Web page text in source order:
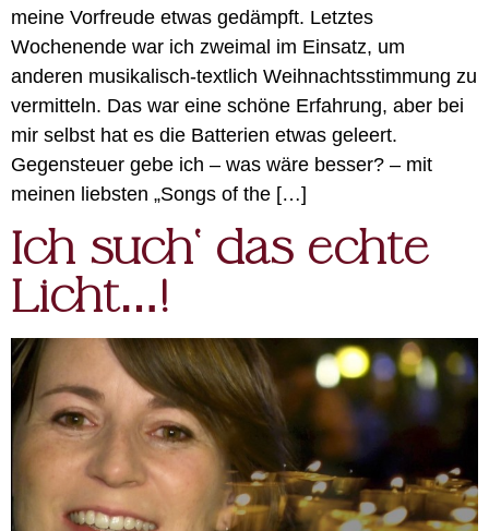
meine Vorfreude etwas gedämpft. Letztes
Wochenende war ich zweimal im Einsatz, um
anderen musikalisch-textlich Weihnachtsstimmung zu
vermitteln. Das war eine schöne Erfahrung, aber bei
mir selbst hat es die Batterien etwas geleert.
Gegensteuer gebe ich – was wäre besser? – mit
meinen liebsten „Songs of the […]
Ich such‘ das echte
Licht…!